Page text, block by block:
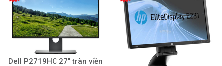
Dell P2719HC 27" tràn viền